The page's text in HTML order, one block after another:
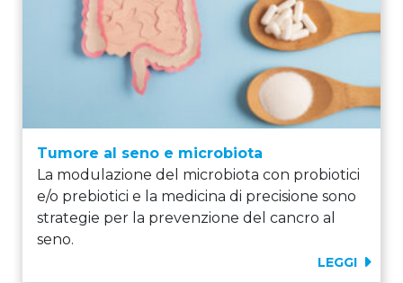
Tumore al seno e microbiota
La modulazione del microbiota con probiotici
e/o prebiotici e la medicina di precisione sono
strategie per la prevenzione del cancro al
seno.
LEGGI